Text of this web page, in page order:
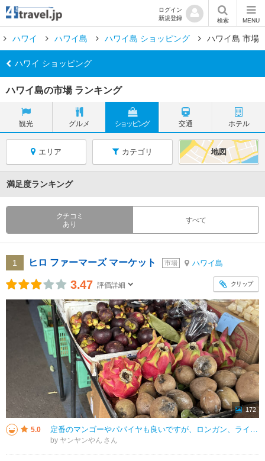
ログイン
新規登録
検索 MENU
ハワイ ハワイ島 ハワイ島 ショッピング ハワイ島 市場
ハワイ ショッピング
ハワイ島の市場 ランキング
観光 グルメ ショッピング 交通 ホテル
エリア カテゴリ 地図
満足度ランキング
クチコミ
あり
すべて
1 ヒロ ファーマーズ マーケット 市場 ハワイ島
3.47 評価詳細 クリップ
172
5.0 定番のマンゴーやパパイヤも良いですが、ロンガン、ライチ、マウンテンアップル、マンゴスチン、スターフルーツ、ドラゴンフルーツ、ジャックフルーツなど、スーパーマーケットではあまり見かけないフルーツを購入するならファーマーズマー
by ヤンヤンやん